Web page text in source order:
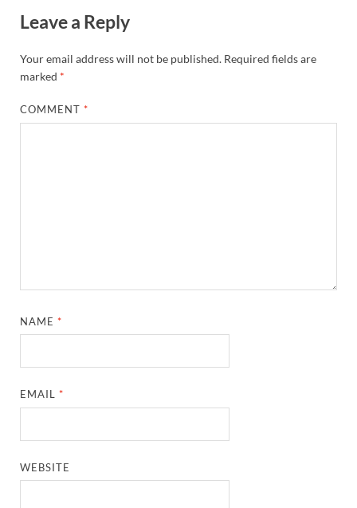
Leave a Reply
Your email address will not be published. Required fields are
marked *
COMMENT*
NAME*
EMAIL*
WEBSITE